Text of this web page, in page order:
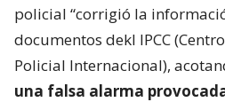
policial “corrigió la
documentos dekl IPCC
Policial Internacional),
una falsa alarma